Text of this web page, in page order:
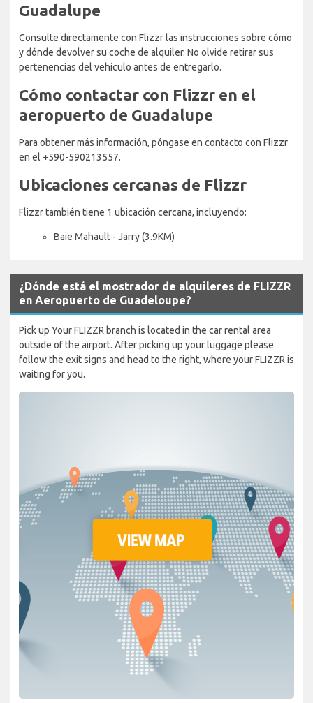
Guadalupe
Consulte directamente con Flizzr las instrucciones sobre cómo
y dónde devolver su coche de alquiler. No olvide retirar sus
pertenencias del vehículo antes de entregarlo.
Cómo contactar con Flizzr en el
aeropuerto de Guadalupe
Para obtener más información, póngase en contacto con Flizzr
en el +590-590213557.
Ubicaciones cercanas de Flizzr
Flizzr también tiene 1 ubicación cercana, incluyendo:
Baie Mahault - Jarry (3.9KM)
¿Dónde está el mostrador de alquileres de FLIZZR
en Aeropuerto de Guadeloupe?
Pick up Your FLIZZR branch is located in the car rental area
outside of the airport. After picking up your luggage please
follow the exit signs and head to the right, where your FLIZZR is
waiting for you.